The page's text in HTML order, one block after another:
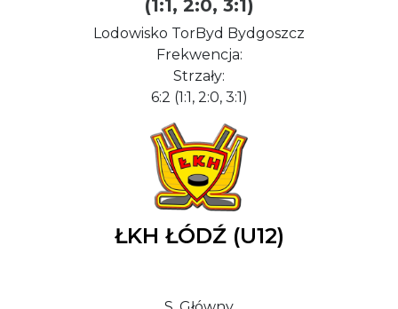
(1:1, 2:0, 3:1)
Lodowisko TorByd Bydgoszcz
Frekwencja:
Strzały:
6:2 (1:1, 2:0, 3:1)
ŁKH ŁÓDŹ (U12)